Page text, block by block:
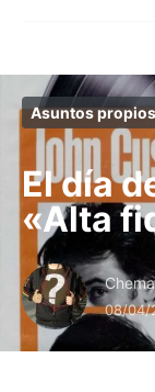
Asuntos propios
El día
«Alta
08/04/